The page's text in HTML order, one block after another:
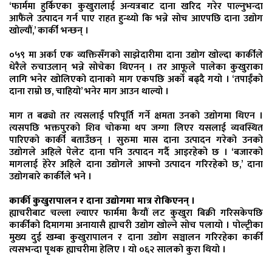
‘फार्ममा हुर्किएका कुखुरालाई अन्यत्रबाट दाना खरिद गरेर पाल्नुभन्दा
आफैंले उत्पादन गर्न पाए राहत हुन्थ्यो कि भन्ने सोच आएपछि दाना उद्योग
खोल्यौं,’ कार्की भन्छन् ।
०५९ मा अर्का एक व्यक्तिसँगको साझेदारीमा दाना उद्योग खोल्दा कार्कीले
धेरैले रुचाउलान् भन्ने सोचेका थिएनन् । तर आफूले पालेका कुखुराका
लागि भनेर खोलिएको दानाको माग एकपछि अर्को बढ्दै गयो । ‘तपाईंको
दाना राम्रो छ, चाहियो’ भनेर माग आउन थाल्यो ।
माग त बढ्यो तर त्यसलाई परिपूर्ति गर्ने क्षमता उनको उद्योगमा थिएन ।
त्यसपछि भक्तपुरको शिव चोकमा थप जग्गा लिएर यसलाई व्यवस्थित
पारिएको कार्की बताउँछन् । सुरुमा मास दाना उत्पादन गरेको उनको
उद्योगले अहिले पेलेट दाना पनि उत्पादन गर्दै आइरहेको छ । ‘बजारको
मागलाई हेरेर अहिले दाना उद्योगले आफ्नो उत्पादन गरिरहेको छ,’ दाना
उद्योगबारे कार्कीले भने ।
कार्की कुखुरापालन र दाना उद्योगमा मात्र रोकिएनन् ।
ह्याचरीबाट चल्ला ल्याएर फार्ममा कैयौं लट कुखुरा बिक्री गरिसकेपछि
कार्कीको दिमागमा अनायासै ह्याचरी उद्योग खोल्ने सोच पलायो । पोल्ट्रीका
मुख्य दुई खम्बा कुखुरापालन र दाना उद्योग सञ्चालन गरिरहेका कार्की
त्यसभन्दा पृथक ह्याचरीमा हेलिए । यो ०६२ सालको कुरा थियो ।